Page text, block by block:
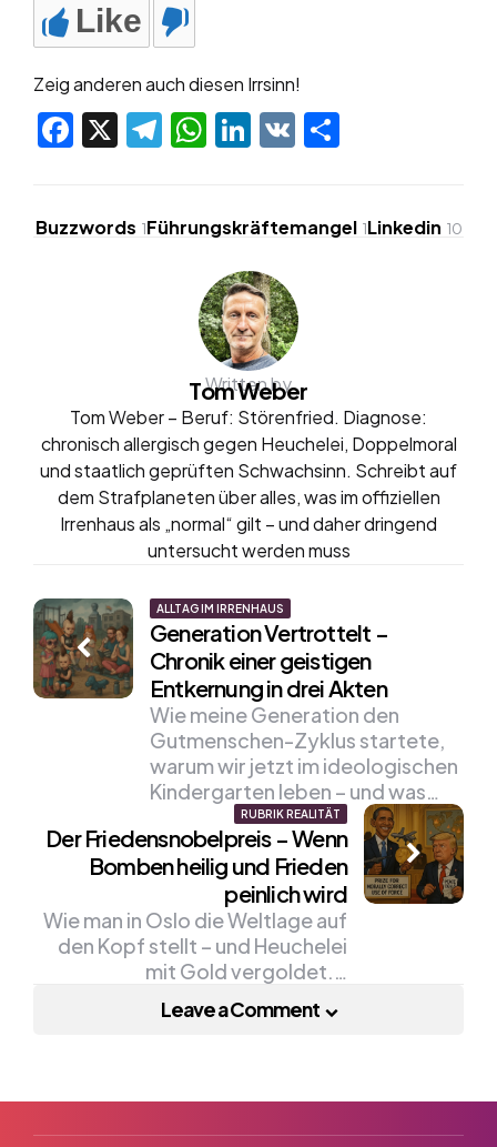
Like
Zeig anderen auch diesen Irrsinn!
Facebook
X Telegram
WhatsApp
LinkedIn
VK
Buzzwords 1Führungskräftemangel 1Linkedin 10
Written by
Tom Weber
Tom Weber – Beruf: Störenfried. Diagnose:
chronisch allergisch gegen Heuchelei, Doppelmoral
und staatlich geprüften Schwachsinn. Schreibt auf
dem Strafplaneten über alles, was im offiziellen
Irrenhaus als „normal“ gilt – und daher dringend
untersucht werden muss
Post
navigation
ALLTAG IM IRRENHAUS
Generation Vertrottelt –
Chronik einer geistigen
Entkernung in drei Akten
Wie meine Generation den
Gutmenschen-Zyklus startete,
warum wir jetzt im ideologischen
Kindergarten leben – und was…
RUBRIK REALITÄT
Der Friedensnobelpreis – Wenn
Bomben heilig und Frieden
peinlich wird
Wie man in Oslo die Weltlage auf
den Kopf stellt – und Heuchelei
mit Gold vergoldet.…
Leave a Comment